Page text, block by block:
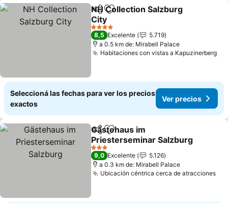
CompartirAñadir a favoritos
NH Collection Salzburg
City
4 Estrellas
8,5 Excelente
5.719
a 0.5 km de: Mirabell Palace
Habitaciones con vistas a Kapuzinerberg
Seleccioná las fechas para ver los precios
exactos
Ver precios
CompartirAñadir a favoritos
Gästehaus im
Priesterseminar Salzburg
3 Estrellas
9,0 Excelente
5.126
a 0.3 km de: Mirabell Palace
Ubicación céntrica cerca de atracciones